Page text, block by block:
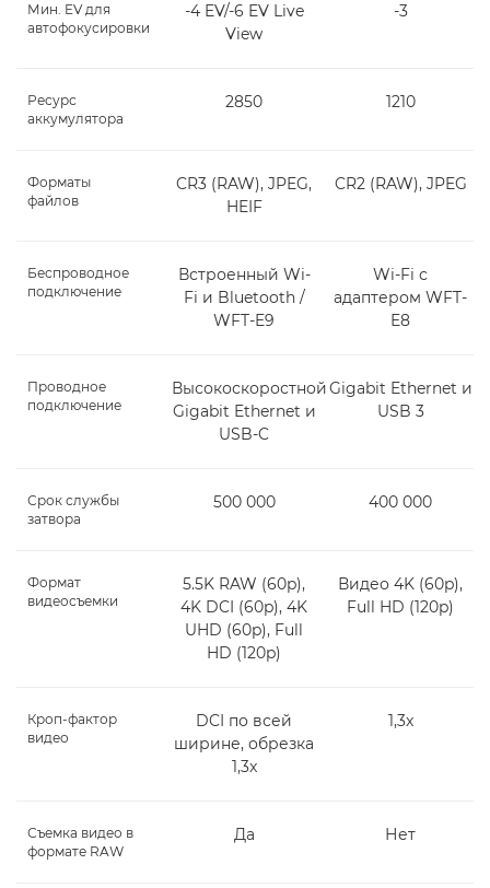
Мин. EV для
автофокусировки
-4 EV/-6 EV Live
View
-3
Ресурс
аккумулятора
2850 1210
Форматы
файлов
CR3 (RAW), JPEG,
HEIF
CR2 (RAW), JPEG
Беспроводное
подключение
Встроенный Wi-
Fi и Bluetooth /
WFT-E9
Wi-Fi с
адаптером WFT-
E8
Проводное
подключение
Высокоскоростной
Gigabit Ethernet и
USB-C
Gigabit Ethernet и
USB 3
Срок службы
затвора
500 000 400 000
Формат
видеосъемки
5.5K RAW (60p),
4K DCI (60p), 4K
UHD (60p), Full
HD (120p)
Видео 4K (60p),
Full HD (120p)
Кроп-фактор
видео
DCI по всей
ширине, обрезка
1,3x
1,3x
Съемка видео в
формате RAW
Да Нет